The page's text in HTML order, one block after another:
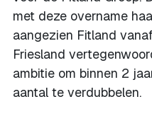
met deze overname
aangezien Fitland
Friesland
ambitie om binnen 2
aantal te verdubbelen.